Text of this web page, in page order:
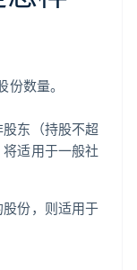
数量。
东（持股不超
适用于一般社
份，则适用于